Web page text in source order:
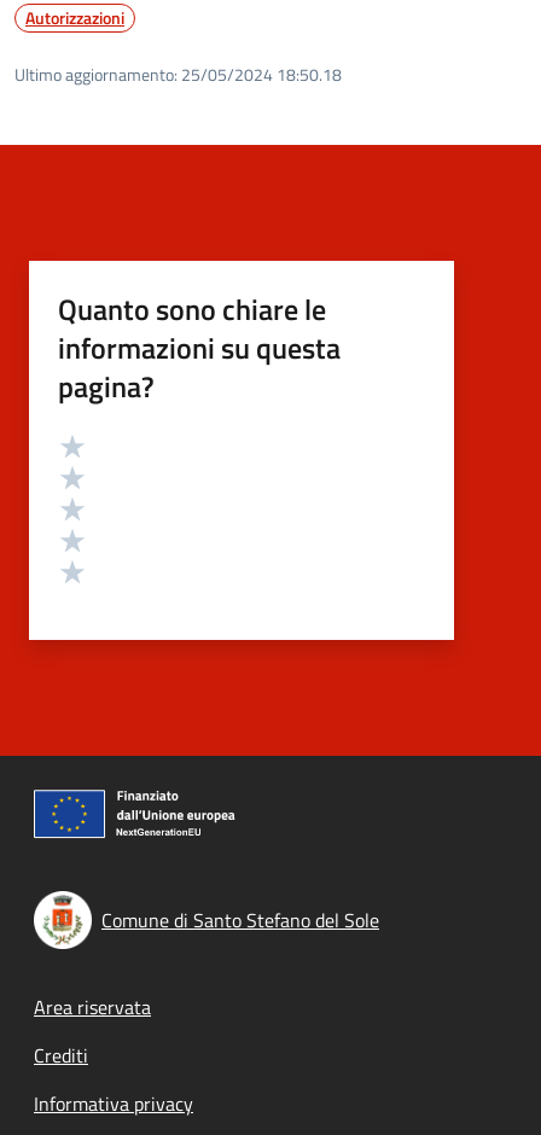
Autorizzazioni
Ultimo aggiornamento: 25/05/2024 18:50.18
Quanto sono chiare le
informazioni su questa
pagina?
Valutazione
Comune di Santo Stefano del Sole
Footer menu
Area riservata
Crediti
Informativa privacy